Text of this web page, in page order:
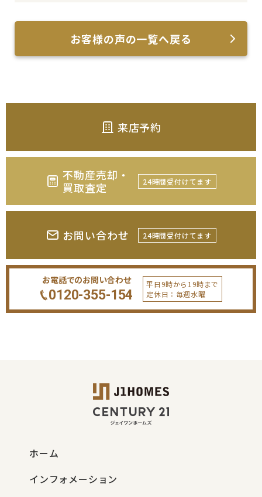
お客様の声の一覧へ戻る
来店予約
不動産売却・
買取査定
24時間受付けてます
お問い合わせ 24時間受付けてます
お電話でのお問い合わせ
0120-355-154
平日9時から19時まで
定休日：毎週水曜
ホーム
インフォメーション